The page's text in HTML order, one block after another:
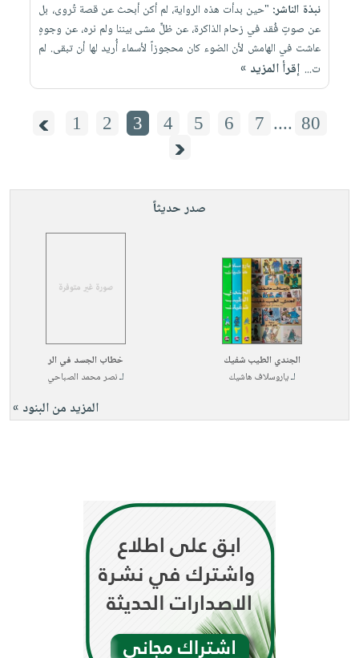
نبذة الناشر: "حين بدأت هذه الرواية، لم أكن أبحث عن قصة تُروى، بل
عن صوتٍ فُقد في زحام الذاكرة، عن ظلٍّ مشى بيننا ولم نره، عن وجوهٍ
عاشت في الهامش لأن الضوء كان محجوزاً لأسماء أُريد لها أن تبقى. لم
ت... إقرأ المزيد »
1 2 3 4 5 6 7 .... 80
صدر حديثاً
الجندي الطيب شفيك
لـياروسلاف هاشيك
خطاب الجسد في الر
لـنصر محمد الصباحي
المزيد من البنود »